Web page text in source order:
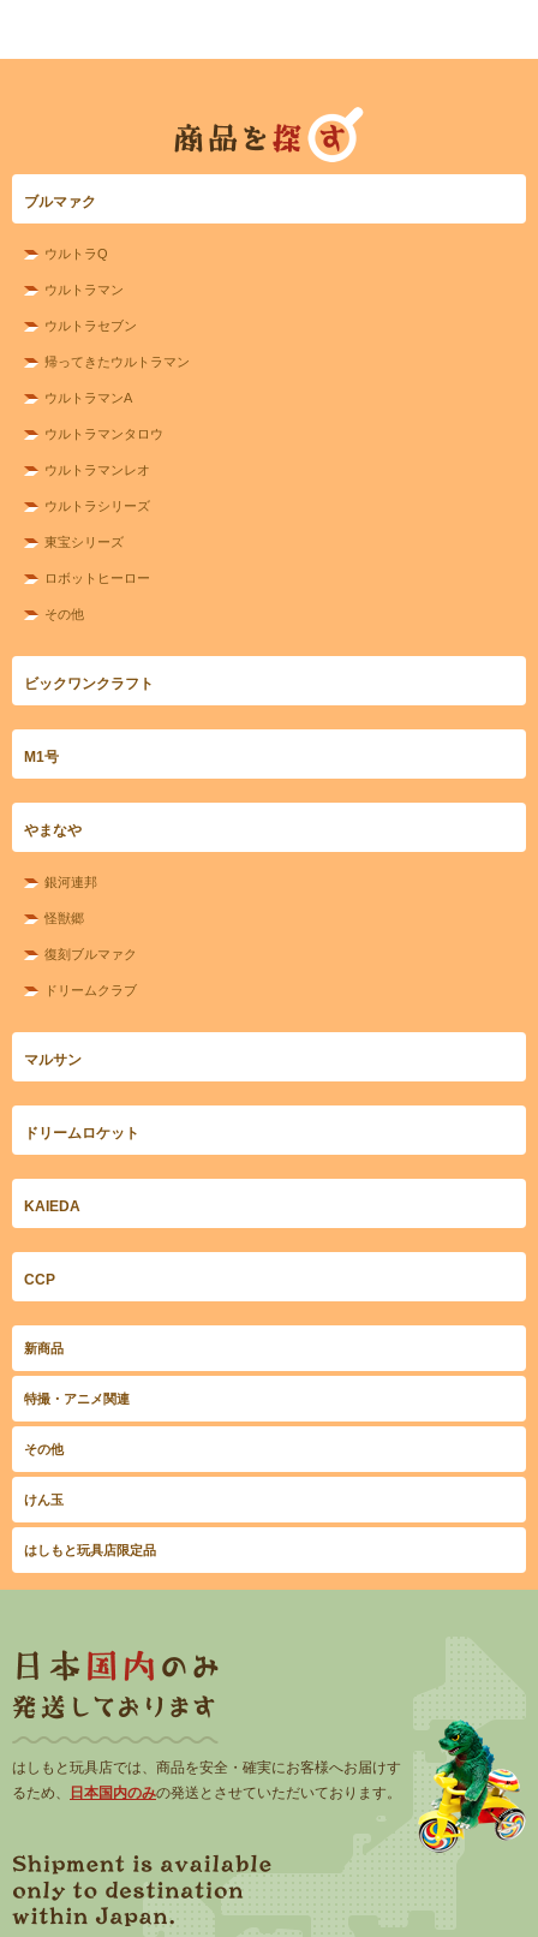
ブルマァク
ウルトラQ
ウルトラマン
ウルトラセブン
帰ってきたウルトラマン
ウルトラマンA
ウルトラマンタロウ
ウルトラマンレオ
ウルトラシリーズ
東宝シリーズ
ロボットヒーロー
その他
ビックワンクラフト
M1号
やまなや
銀河連邦
怪獣郷
復刻ブルマァク
ドリームクラブ
マルサン
ドリームロケット
KAIEDA
CCP
新商品
特撮・アニメ関連
その他
けん玉
はしもと玩具店限定品
はしもと玩具店では、商品を安全・確実にお客様へお届けす
るため、
日本国内のみの発送とさせていただいております。